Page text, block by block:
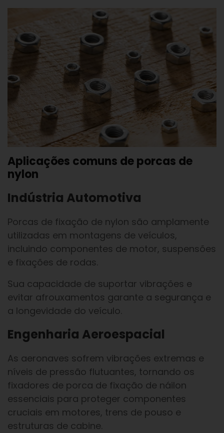
Aplicações comuns de porcas de
nylon
Indústria Automotiva
Porcas de fixação de nylon são amplamente
utilizadas em montagens de veículos,
incluindo componentes de motor, suspensões
e fixações de rodas.
Sua capacidade de suportar vibrações e
evitar afrouxamentos garante a segurança e
a longevidade do veículo.
Engenharia Aeroespacial
As aeronaves sofrem vibrações extremas e
níveis de pressão flutuantes, tornando os
fixadores de porca de fixação de náilon
essenciais para proteger componentes
cruciais em motores, trens de pouso e
estruturas de cabine.